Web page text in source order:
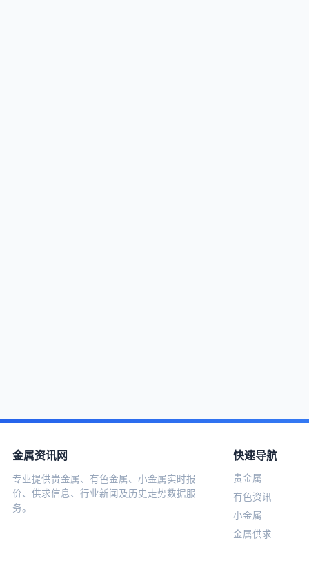
金属资讯网
专业提供贵金属、有色金属、小金属实时报
价、供求信息、行业新闻及历史走势数据服
务。
快速导航
贵金属
有色资讯
小金属
金属供求